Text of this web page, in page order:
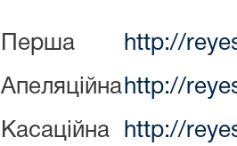
Перша http://
Апеляційна http://
Касаційна http://